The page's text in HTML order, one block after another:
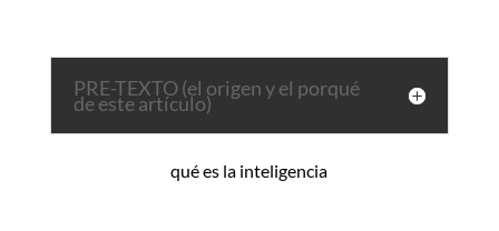
PRE-TEXTO (el origen y el porqué
de este artículo)
qué es la inteligencia